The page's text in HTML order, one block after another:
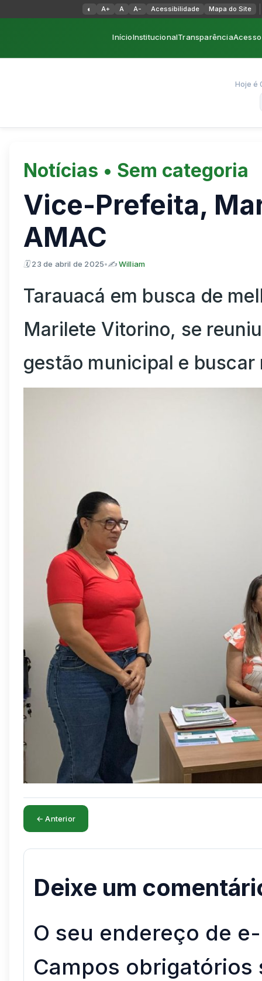
◐ Alternar alto contraste
A+ A A- Acessibilidade Mapa do Site
InícioInstitucionalTransparência
Hoje é
Notícias • Sem categoria
Vice-Prefeita,
AMAC
🗓23 de abril de 2025•✍️ William
Tarauacá em busca de
Marilete Vitorino, se
gestão municipal e
← Anterior
Deixe um
O seu endereço de
Campos